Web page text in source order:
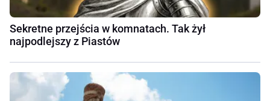
Sekretne przejścia w komnatach. Tak żył
najpodlejszy z Piastów